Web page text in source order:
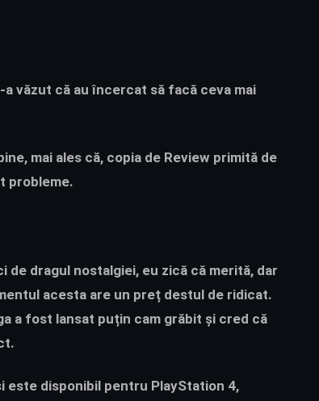
văzut că au încercat să facă ceva mai
mai ales că, copia de Review primită de
probleme.
dragul nostalgiei, eu zică că merită, dar
acesta are un preț destul de ridicat.
a fost lansat puțin cam grăbit și cred că
este disponibil pentru PlayStation 4,